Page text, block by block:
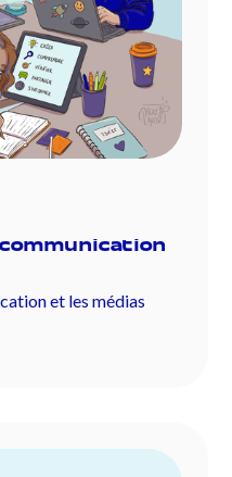
et les médias